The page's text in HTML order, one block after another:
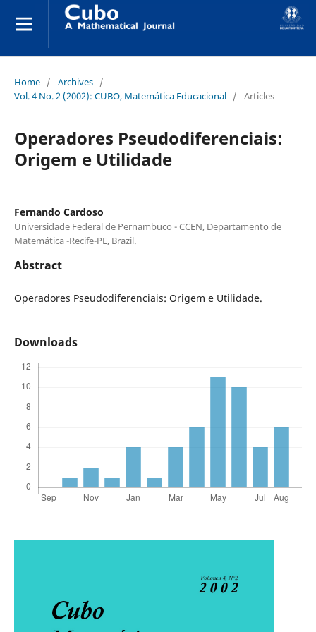
Home / Archives /
Vol. 4 No. 2 (2002): CUBO, Matemática Educacional / Articles
Operadores Pseudodiferenciais:
Origem e Utilidade
Fernando Cardoso
Universidade Federal de Pernambuco - CCEN, Departamento de
Matemática -Recife-PE, Brazil.
Abstract
Operadores Pseudodiferenciais: Origem e Utilidade.
Downloads